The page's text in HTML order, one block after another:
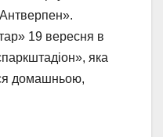
19 вересня в
яка
домашньою,